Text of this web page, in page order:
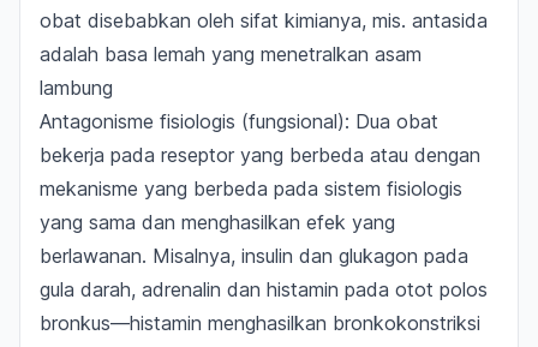
obat disebabkan oleh sifat kimianya, mis. antasida
adalah basa lemah yang menetralkan asam
lambung
Antagonisme fisiologis (fungsional): Dua obat
bekerja pada reseptor yang berbeda atau dengan
mekanisme yang berbeda pada sistem fisiologis
yang sama dan menghasilkan efek yang
berlawanan. Misalnya, insulin dan glukagon pada
gula darah, adrenalin dan histamin pada otot polos
bronkus—histamin menghasilkan bronkokonstriksi